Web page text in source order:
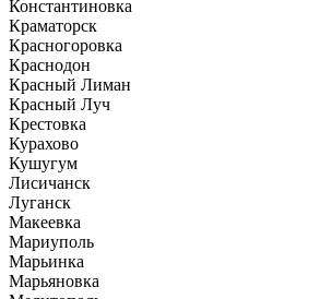
Константиновка
Краматорск
Красногоровка
Краснодон
Красный Лиман
Красный Луч
Крестовка
Курахово
Кушугум
Лисичанск
Луганск
Макеевка
Мариуполь
Марьинка
Марьяновка